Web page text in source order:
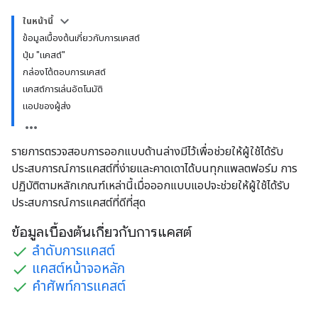
ในหน้านี้
ข้อมูลเบื้องต้นเกี่ยวกับการแคสต์
ปุ่ม "แคสต์"
กล่องโต้ตอบการแคสต์
แคสต์การเล่นอัตโนมัติ
แอปของผู้ส่ง
รายการตรวจสอบการออกแบบด้านล่างมีไว้เพื่อช่วยให้ผู้ใช้ได้รับ
ประสบการณ์การแคสต์ที่ง่ายและคาดเดาได้บนทุกแพลตฟอร์ม การ
ปฏิบัติตามหลักเกณฑ์เหล่านี้เมื่อออกแบบแอปจะช่วยให้ผู้ใช้ได้รับ
ประสบการณ์การแคสต์ที่ดีที่สุด
ข้อมูลเบื้องต้นเกี่ยวกับการแคสต์
ลําดับการแคสต์
แคสต์หน้าจอหลัก
คําศัพท์การแคสต์